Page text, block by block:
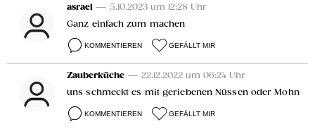
asrael — 5.10.2023 um 12:28 Uhr
Ganz einfach zum machen
KOMMENTIEREN GEFÄLLT MIR
Zauberküche — 22.12.2022 um 06:24 Uhr
uns schmeckt es mit geriebenen Nüssen oder Mohn
KOMMENTIEREN GEFÄLLT MIR